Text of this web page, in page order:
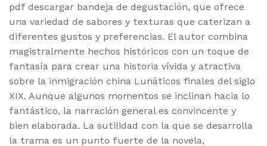
pdf descargar bandeja de degustación, que ofrece
una variedad de sabores y texturas que caterizan a
diferentes gustos y preferencias. El autor combina
magistralmente hechos históricos con un toque de
fantasía para crear una historia vívida y atractiva
sobre la inmigración china Lunáticos finales del siglo
XIX. Aunque algunos momentos se inclinan hacia lo
fantástico, la narración general es convincente y
bien elaborada. La sutilidad con la que se desarrolla
la trama es un punto fuerte de la novela,